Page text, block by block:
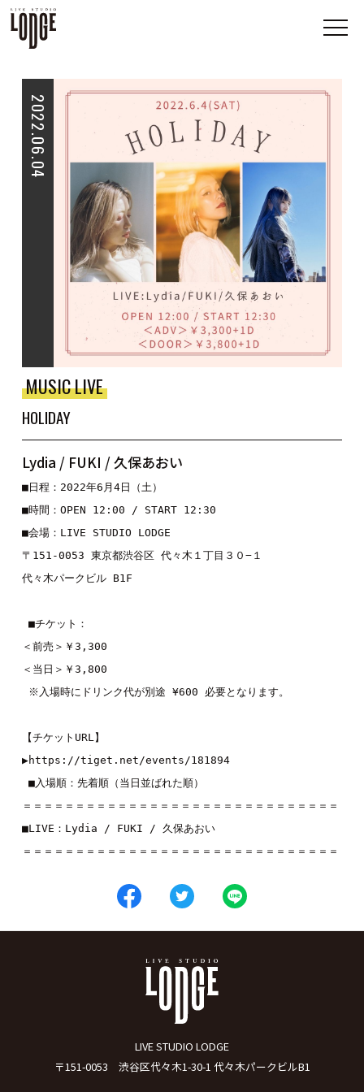
2022.06.04
MUSIC LIVE
HOLIDAY
Lydia / FUKI / 久保あおい
■日程：2022年6月4日（土）
■時間：OPEN 12:00 / START 12:30
■会場：LIVE STUDIO LODGE
〒151-0053 東京都渋谷区 代々木１丁目３０−１
代々木パークビル B1F
■チケット：
＜前売＞￥3,300
＜当日＞￥3,800
※入場時にドリンク代が別途 ¥600 必要となります。
【チケットURL】
▶︎https://tiget.net/events/181894
■入場順：先着順（当日並ばれた順）
＝＝＝＝＝＝＝＝＝＝＝＝＝＝＝＝＝＝＝＝＝＝＝＝＝＝＝＝＝＝
■LIVE： Lydia / FUKI / 久保あおい
＝＝＝＝＝＝＝＝＝＝＝＝＝＝＝＝＝＝＝＝＝＝＝＝＝＝＝＝＝＝
LIVE STUDIO LODGE
〒151-0053 渋谷区代々木1-30-1 代々木パークビルB1